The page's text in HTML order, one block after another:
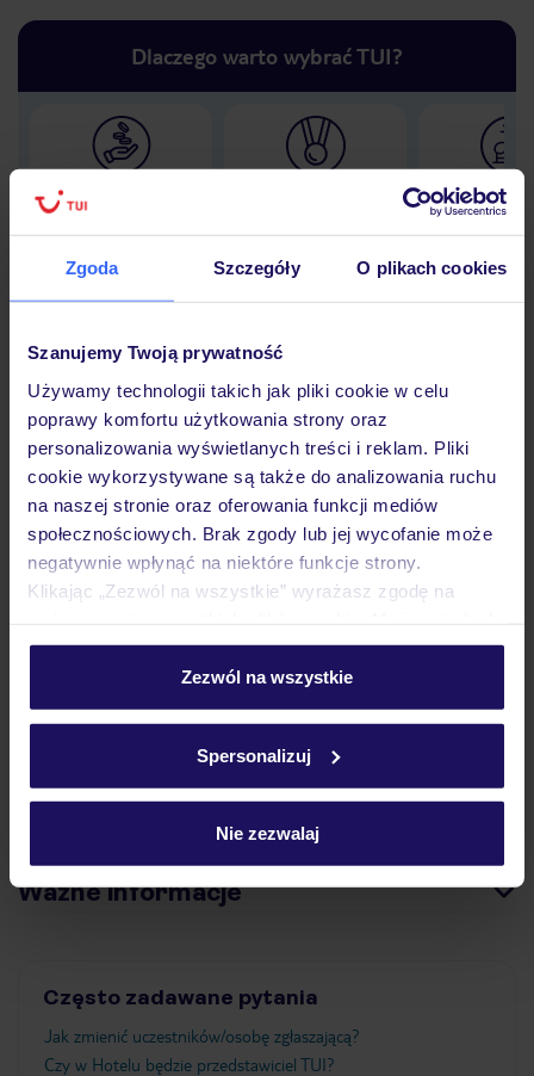
Zgoda Szczegóły O plikach cookies
Szanujemy Twoją prywatność
Używamy technologii takich jak pliki cookie w celu
poprawy komfortu użytkowania strony oraz
personalizowania wyświetlanych treści i reklam. Pliki
cookie wykorzystywane są także do analizowania ruchu
na naszej stronie oraz oferowania funkcji mediów
społecznościowych. Brak zgody lub jej wycofanie może
negatywnie wpłynąć na niektóre funkcje strony.
Klikając „Zezwól na wszystkie” wyrażasz zgodę na
personalizować swój wybór wchodząc w zakładkę
Szczegółowe informacje o plikach cookie znajdziesz
Zezwól na wszystkie
Spersonalizuj
Nie zezwalaj
Dlaczego warto wybrać TUI?
Lider niskich cen 30 lat w
Hotel
Opinie
Pokoje
Atrakcje
Informacje narciarskie
Ważne informacje
Często zadawane pytania
Jak zmienić uczestników/osobę zgłaszającą?
Czy w Hotelu będzie przedstawiciel TUI?